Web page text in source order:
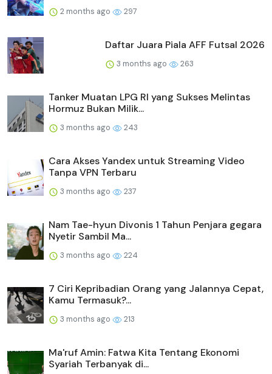
2 months ago 297
Daftar Juara Piala AFF Futsal 2026
3 months ago 263
Tanker Muatan LPG RI yang Sukses Melintas
Hormuz Bukan Milik...
3 months ago 243
Cara Akses Yandex untuk Streaming Video
Tanpa VPN Terbaru
3 months ago 237
Nam Tae-hyun Divonis 1 Tahun Penjara gegara
Nyetir Sambil Ma...
3 months ago 224
7 Ciri Kepribadian Orang yang Jalannya Cepat,
Kamu Termasuk?...
3 months ago 213
Ma'ruf Amin: Fatwa Kita Tentang Ekonomi
Syariah Terbanyak di...